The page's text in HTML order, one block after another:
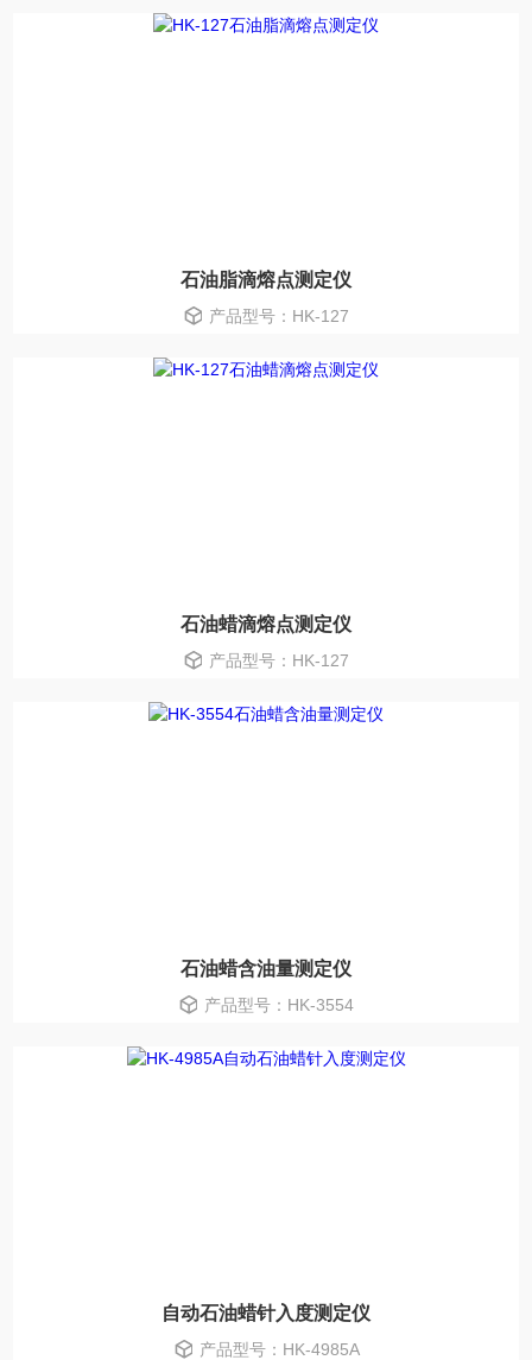
石油脂滴熔点测定仪
产品型号：HK-127
石油蜡滴熔点测定仪
产品型号：HK-127
石油蜡含油量测定仪
产品型号：HK-3554
自动石油蜡针入度测定仪
产品型号：HK-4985A